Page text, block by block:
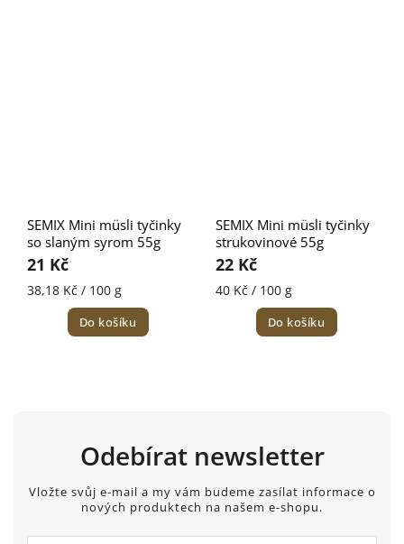
SEMIX Mini müsli tyčinky
so slaným syrom 55g
21 Kč
38,18 Kč / 100 g
Do košíku
SEMIX Mini müsli tyčinky
strukovinové 55g
22 Kč
40 Kč / 100 g
Do košíku
Odebírat newsletter
Vložte svůj e-mail a my vám budeme zasílat informace o
nových produktech na našem e-shopu.